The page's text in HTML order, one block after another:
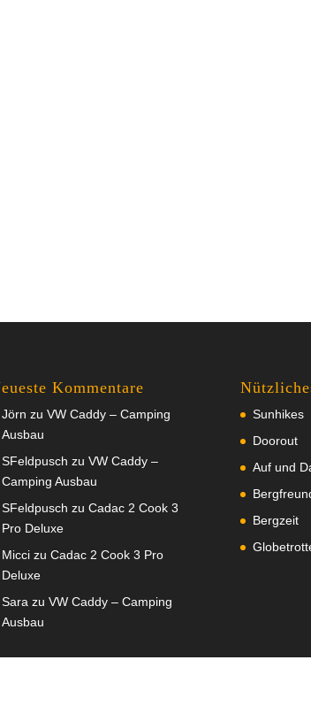
Kommentare
Jörn zu VW Caddy – Camping
Ausbau
SFeldpusch zu VW Caddy –
Camping Ausbau
SFeldpusch zu Cadac 2 Cook 3
Pro Deluxe
Miccizu Cadac 2 Cook 3 Pro
Deluxe
Sara zu VW Caddy – Camping
Ausbau
Sunhikes
Doorout
Auf und
Bergzeit